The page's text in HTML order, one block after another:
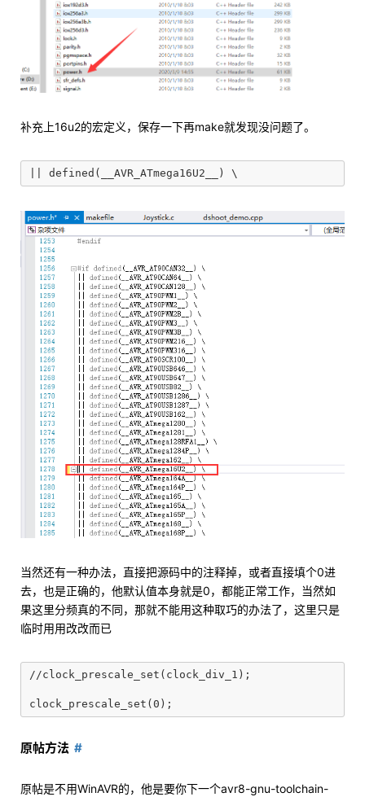
补充上16u2的宏定义，保存一下再make就发现没问题了。
当然还有一种办法，直接把源码中的注释掉，或者直接填个0进
去，也是正确的，他默认值本身就是0，都能正常工作，当然如
果这里分频真的不同，那就不能用这种取巧的办法了，这里只是
临时用用改改而已
//clock_prescale_set(clock_div_1);
原帖方法
原帖是不用WinAVR的，他是要你下一个avr8-gnu-toolchain-